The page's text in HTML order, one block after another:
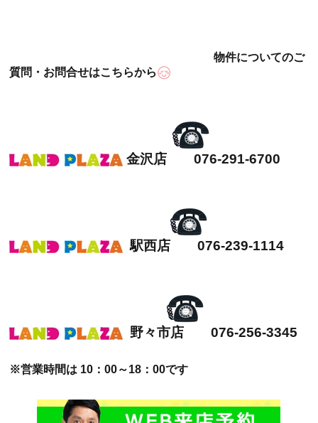
物件についてのご
質問・お問合せはこちらから
金沢店 076-291-6700
駅西店 076-239-1114
野々市店 076-256-3345
※営業時間は 10：00～18：00です